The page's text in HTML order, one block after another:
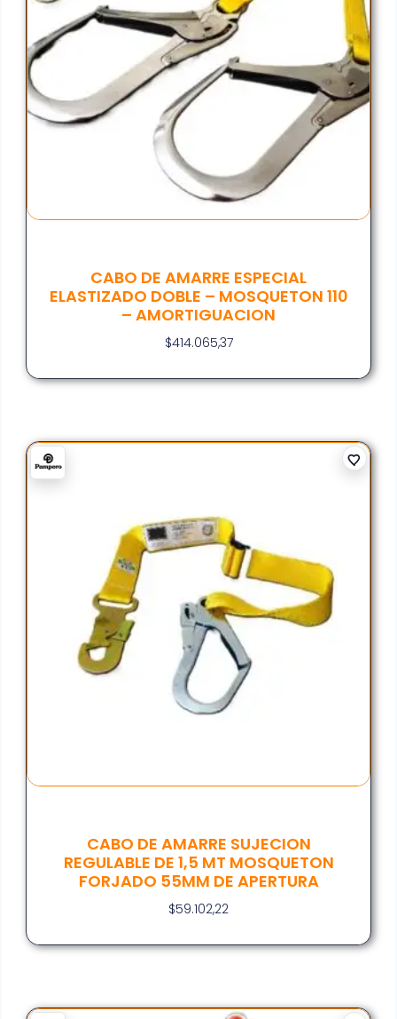
CABO DE AMARRE ESPECIAL
ELASTIZADO DOBLE – MOSQUETON 110
– AMORTIGUACION
$414.065,37
CABO DE AMARRE SUJECION
REGULABLE DE 1,5 MT MOSQUETON
FORJADO 55MM DE APERTURA
$59.102,22